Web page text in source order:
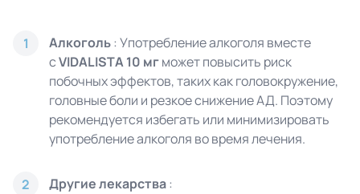
1 Алкоголь: Употребление алкоголя вместе
сVIDALISTA 10 мгможет повысить риск
побочных эффектов, таких как головокружение,
головные боли и резкое снижение АД. Поэтому
рекомендуется избегать или минимизировать
употребление алкоголя во время лечения.
2 Другие лекарства: